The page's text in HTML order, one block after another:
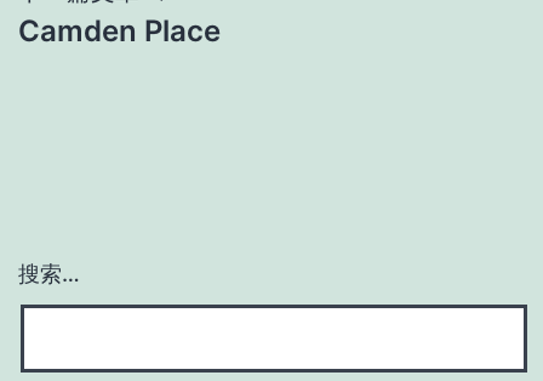
Camden Place
搜索…